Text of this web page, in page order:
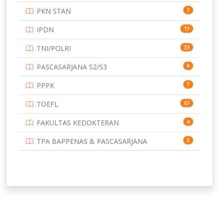
15
14
14
UNIVERSITAS CENDRAWASIH 14
15
219
11
144
UNIVERSITAS JEMBER
PKN STAN 7
IPDN 17
TNI/POLRI 33
PASCASARJANA S2/S3 9
PPPK 7
TOEFL 67
FAKULTAS KEDOKTERAN 4
TPA BAPPENAS & PASCASARJANA 5